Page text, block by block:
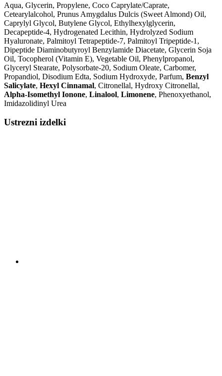
Aqua, Glycerin, Propylene, Coco Caprylate/Caprate,
Cetearylalcohol, Prunus Amygdalus Dulcis (Sweet Almond) Oil,
Caprylyl Glycol, Butylene Glycol, Ethylhexylglycerin,
Decapeptide-4, Hydrogenated Lecithin, Hydrolyzed Sodium
Hyaluronate, Palmitoyl Tetrapeptide-7, Palmitoyl Tripeptide-1,
Dipeptide Diaminobutyroyl Benzylamide Diacetate, Glycerin Soja
Oil, Tocopherol (Vitamin E), Vegetable Oil, Phenylpropanol,
Glyceryl Stearate, Polysorbate-20, Sodium Oleate, Carbomer,
Propandiol, Disodium Edta, Sodium Hydroxyde, Parfum, Benzyl
Salicylate, Hexyl Cinnamal, Citronellal, Hydroxy Citronellal,
Alpha-Isomethyl Ionone, Linalool, Limonene, Phenoxyethanol,
Imidazolidinyl Urea
Ustrezni izdelki